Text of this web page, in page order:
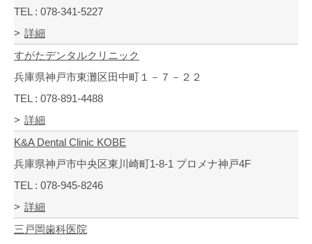
TEL : 078-341-5227
詳細
すがたデンタルクリニック
兵庫県神戸市東灘区田中町１－７－２２
TEL : 078-891-4488
詳細
K&A Dental Clinic KOBE
兵庫県神戸市中央区東川崎町1-8-1 プロメナ神戸4F
TEL : 078-945-8246
詳細
三戸岡歯科医院